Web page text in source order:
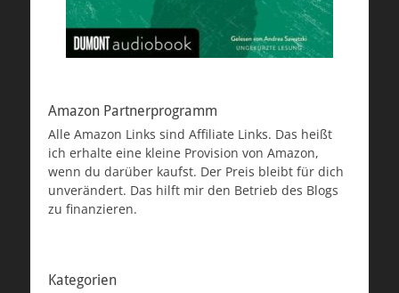
Amazon Partnerprogramm
Alle Amazon Links sind Affiliate Links. Das heißt
ich erhalte eine kleine Provision von Amazon,
wenn du darüber kaufst. Der Preis bleibt für dich
unverändert. Das hilft mir den Betrieb des Blogs
zu finanzieren.
Kategorien